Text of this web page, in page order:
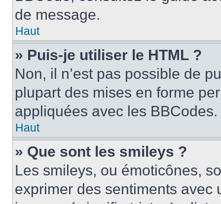
de message.
Haut
» Puis-je utiliser le HTML ?
Non, il n’est pas possible de
plupart des mises en forme
appliquées avec les BBCodes.
Haut
» Que sont les smileys ?
Les smileys, ou émoticônes,
exprimer des sentiments avec